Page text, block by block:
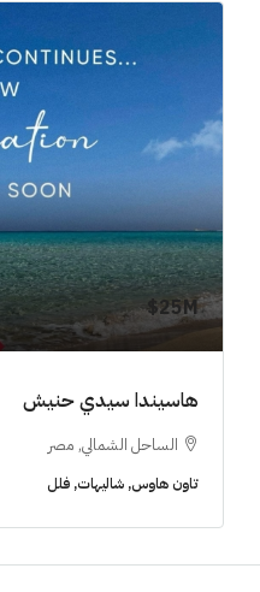
25M$
هاسيندا سيدي حنيش
الساحل الشمالي, مصر
تاون هاوس, شاليهات, فلل